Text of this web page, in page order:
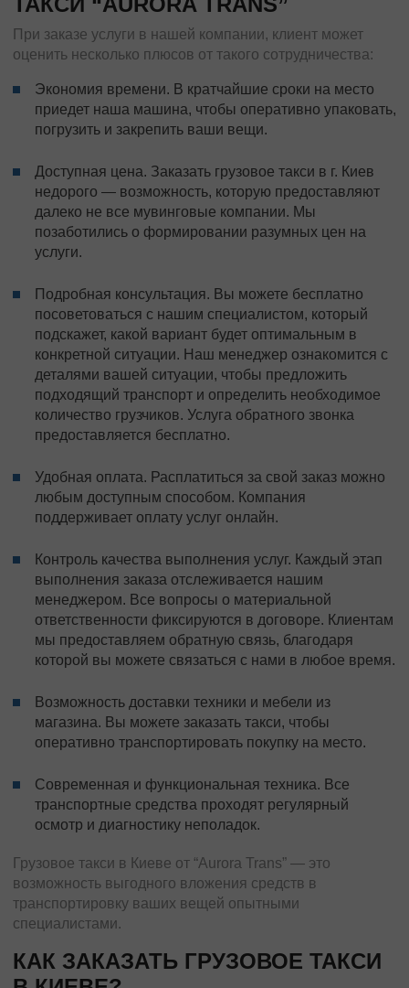
При заказе услуги в нашей компании, клиент может
оценить несколько плюсов от такого сотрудничества:
Экономия времени. В кратчайшие сроки на место
приедет наша машина, чтобы оперативно упаковать,
погрузить и закрепить ваши вещи.
Доступная цена. Заказать грузовое такси в г. Киев
недорого — возможность, которую предоставляют
далеко не все мувинговые компании. Мы
позаботились о формировании разумных цен на
услуги.
Подробная консультация. Вы можете бесплатно
посоветоваться с нашим специалистом, который
подскажет, какой вариант будет оптимальным в
конкретной ситуации. Наш менеджер ознакомится с
деталями вашей ситуации, чтобы предложить
подходящий транспорт и определить необходимое
количество грузчиков. Услуга обратного звонка
предоставляется бесплатно.
Удобная оплата. Расплатиться за свой заказ можно
любым доступным способом. Компания
поддерживает оплату услуг онлайн.
Контроль качества выполнения услуг. Каждый этап
выполнения заказа отслеживается нашим
менеджером. Все вопросы о материальной
ответственности фиксируются в договоре. Клиентам
мы предоставляем обратную связь, благодаря
которой вы можете связаться с нами в любое время.
Возможность доставки техники и мебели из
магазина. Вы можете заказать такси, чтобы
оперативно транспортировать покупку на место.
Современная и функциональная техника. Все
транспортные средства проходят регулярный
осмотр и диагностику неполадок.
Грузовое такси в Киеве от “Aurora Trans” — это
возможность выгодного вложения средств в
транспортировку ваших вещей опытными
специалистами.
КАК ЗАКАЗАТЬ ГРУЗОВОЕ ТАКСИ